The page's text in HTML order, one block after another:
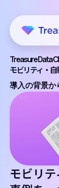
Treasure Data
モビリティ・
導入の背景か
モビリ